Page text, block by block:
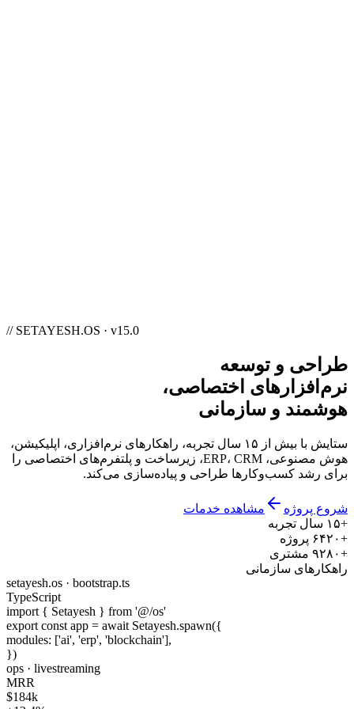
// SETAYESH.OS · v15.0
طراحی و توسعه
نرم‌افزارهای اختصاصی،
هوشمند و سازمانی
ستایش با بیش از ۱۵ سال تجربه، راهکارهای نرم‌افزاری، اپلیکیشن،
هوش مصنوعی، ERP، CRM، زیرساخت و پلتفرم‌های اختصاصی را
برای رشد کسب‌وکارها طراحی و پیاده‌سازی می‌کند.
شروع پروژه
مشاهده خدمات
+۱۵ سال تجربه
+۶۴۲۰ پروژه
+۹۲۸۰ مشتری
راهکارهای سازمانی
setayesh.os · bootstrap.ts
TypeScript
import { Setayesh } from '@/os'
export const app = await Setayesh.spawn({
modules: ['ai', 'erp', 'blockchain'],
})
ops · livestreaming
MRR
$184k